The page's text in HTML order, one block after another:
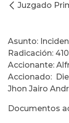
Juzgado
Asunto:
Radicación:
Accionante:
Accionado:
Jhon Jairo
Documentos